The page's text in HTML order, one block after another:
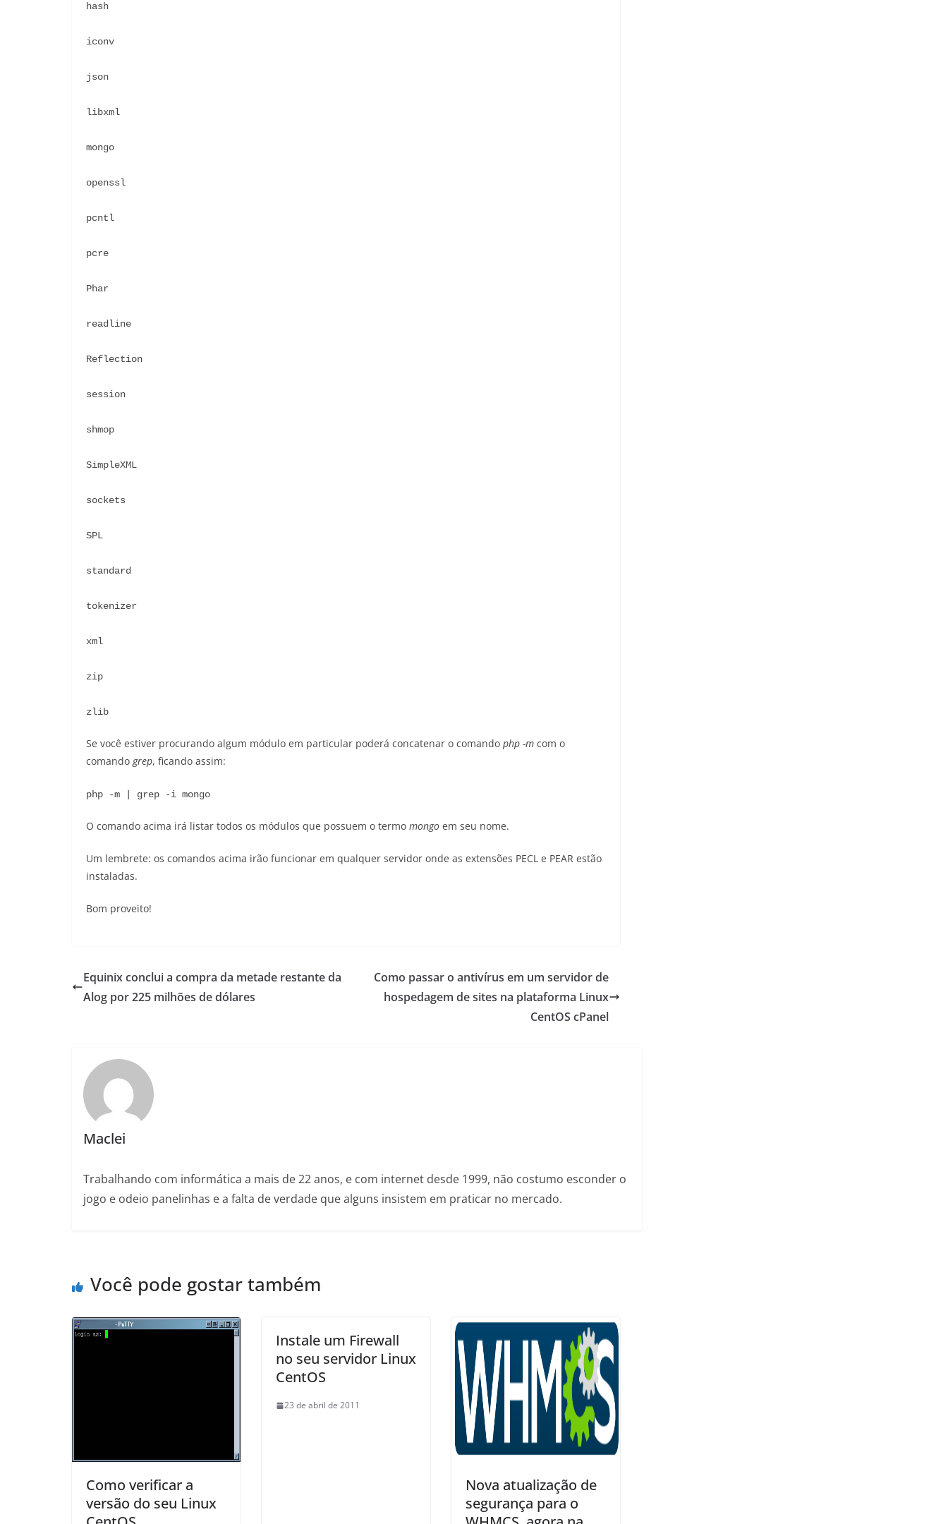
hash
iconv
json
libxml
mongo
openssl
pcntl
pcre
Phar
readline
Reflection
session
shmop
SimpleXML
sockets
SPL
standard
tokenizer
xml
zip
zlib
Se você estiver procurando algum módulo em particular poderá concatenar o comando php -m com o
comando grep, ficando assim:
php -m | grep -i mongo
O comando acima irá listar todos os módulos que possuem o termo mongo em seu nome.
Um lembrete: os comandos acima irão funcionar em qualquer servidor onde as extensões PECL e PEAR estão
instaladas.
Bom proveito!
Equinix conclui a compra da metade restante da
Alog por 225 milhões de dólares
Como passar o antivírus em um servidor de
hospedagem de sites na plataforma Linux
CentOS cPanel
Maclei
Trabalhando com informática a mais de 22 anos, e com internet desde 1999, não costumo esconder o
jogo e odeio panelinhas e a falta de verdade que alguns insistem em praticar no mercado.
Você pode gostar também
Como verificar a
versão do seu Linux
Instale um Firewall
no seu servidor Linux
CentOS
23 de abril de 2011
Nova atualização de
segurança para o